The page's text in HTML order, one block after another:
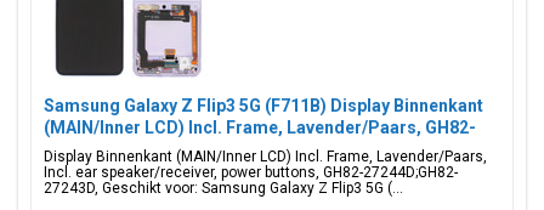
Samsung Galaxy Z Flip3 5G (F711B) Display Binnenkant
(MAIN/Inner LCD) Incl. Frame, Lavender/Paars, GH82-
27244D;GH82-27243D
Display Binnenkant (MAIN/Inner LCD) Incl. Frame, Lavender/Paars,
Incl. ear speaker/receiver, power buttons, GH82-27244D;GH82-
27243D, Geschikt voor: Samsung Galaxy Z Flip3 5G (...